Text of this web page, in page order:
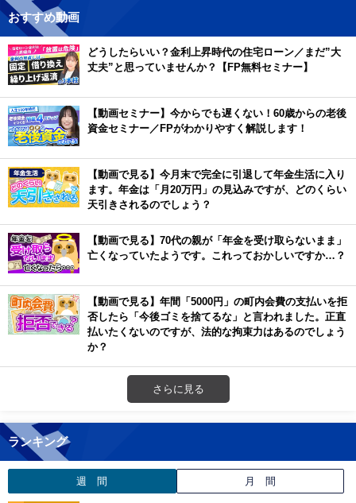
おすすめ動画
どうしたらいい？金利上昇時代の住宅ローン／まだ”大
丈夫”と思っていませんか？【FP無料セミナー】
【動画セミナー】今からでも遅くない！60歳からの老後
資金セミナー／FPがわかりやすく解説します！
【動画で見る】今月末で完全に引退して年金生活に入り
ます。年金は「月20万円」の見込みですが、どのくらい
天引きされるのでしょう？
【動画で見る】70代の親が「年金を受け取らないまま」
亡くなっていたようです。これっておかしいですか…？
【動画で見る】年間「5000円」の町内会費の支払いを拒
否したら「今後ゴミを捨てるな」と言われました。正直
払いたくないのですが、法的な拘束力はあるのでしょう
か？
さらに見る
ランキング
週 間 月 間